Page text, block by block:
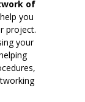
of
you
project.
your